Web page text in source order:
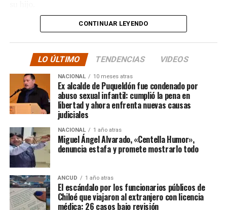
La solidaridad y empatía de los chilenos en cada paso
sino que se superó con creces. De hecho, el último
cómputo dado a conocer reveló la suma total de
$3.689.545.200.
Según Camila Gómez, el excedente de casi $200
millones sería destinadopara los costos médicos
asociados al suministro del Elevidys «porque los 3.500
millonessolo incluye el frasco del fármaco y no los
otros gastos relacionados con los tres meses del
tratamiento
«, indicó a Meganonoticias.cl
Pero, volviendo al principio, damos curso a una solicitud
imposible de especificar con exactitud pero que un
simple chequeo de los ánimos de la gente, se puede ver
CONTINUAR LEYENDO
LO ÚLTIMO TENDENCIAS VIDEOS
NACIONAL 10 meses atras
Ex alcalde de Puqueldón fue condenado por
abuso sexual infantil: cumplió la pena en
libertad y ahora enfrenta nuevas causas
judiciales
NACIONAL 1 año atras
Miguel Ángel Alvarado, «Centella Humor»,
denuncia estafa y promete mostrarlo todo
ANCUD 1 año atras
El escándalo por los funcionarios públicos de
Chiloé que viajaron al extranjero con licencia
médica: 26 casos bajo revisión